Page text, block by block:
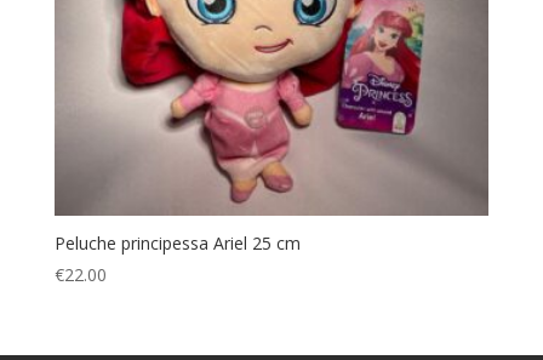
Peluche principessa Ariel 25 cm
€22.00